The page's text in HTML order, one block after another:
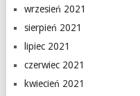
wrzesień 2021
sierpień 2021
lipiec 2021
czerwiec 2021
kwiecień 2021